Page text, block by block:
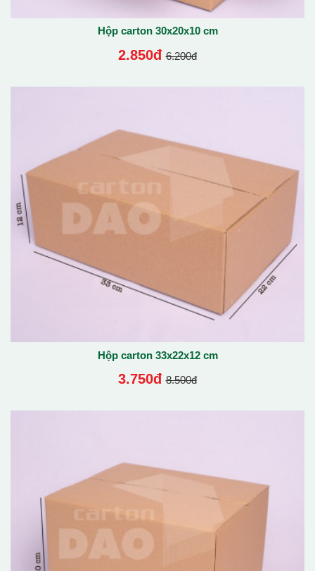
Hộp carton 30x20x10 cm
2.850đ 6.200đ
Hộp carton 33x22x12 cm
3.750đ 8.500đ